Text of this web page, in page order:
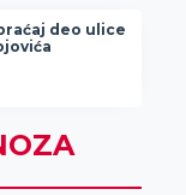
deo ulice